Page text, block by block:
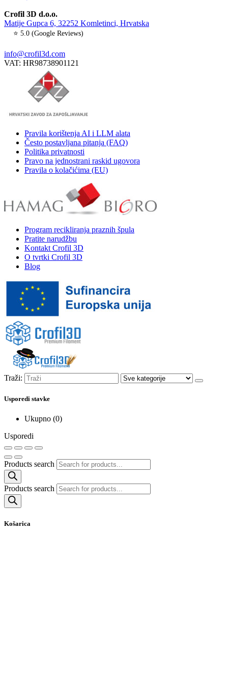
Crofil 3D d.o.o.
Matije Gupca 6, 32252 Komletinci, Hrvatska
⭐ 5.0 (Google Reviews)
info@crofil3d.com
VAT: HR98738901121
Pravila korištenja AI i LLM alata
Često postavljana pitanja (FAQ)
Politika privatnosti
Pravo na jednostrani raskid ugovora
Pravila o kolačićima (EU)
Program recikliranja praznih špula
Pratite narudžbu
Kontakt Crofil 3D
O tvrtki Crofil 3D
Blog
Traži:
Usporedi stavke
Ukupno (0)
Usporedi
Products search
Products search
Košarica